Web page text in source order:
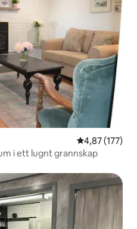
4,87 av 5 i
4,87 (177)
i ett lugnt grannskap